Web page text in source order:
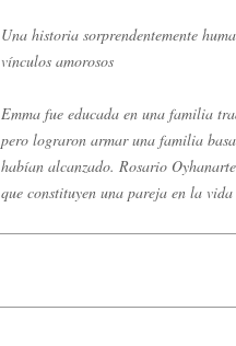
Una historia sorprendentemente
vínculos amorosos
Emma fue educada en una familia
pero lograron armar una familia
habían alcanzado. Rosario
que constituyen una pareja en la vida